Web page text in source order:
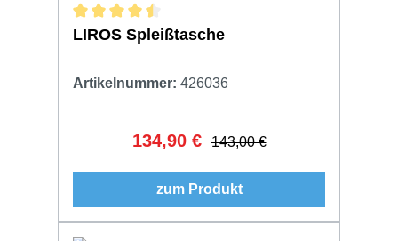
Durchschnittliche Bewertung von 4.5 von 5 Sternen
LIROS Spleißtasche
Artikelnummer: 426036
Verkaufspreis:
134,90 € Regulärer Preis:
143,00 €
zum Produkt